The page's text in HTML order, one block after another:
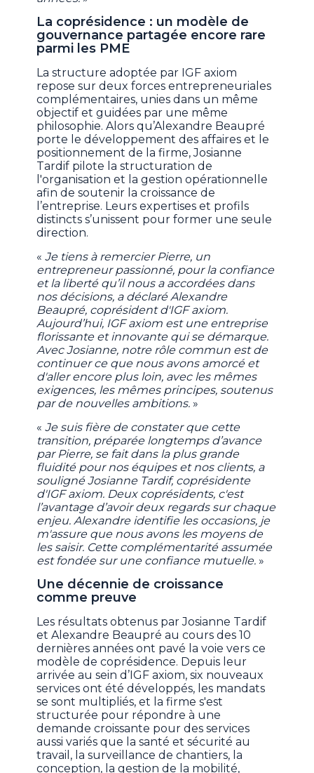
La coprésidence : un modèle de
gouvernance partagée encore rare
parmi les PME
La structure adoptée par IGF axiom
repose sur deux forces entrepreneuriales
complémentaires, unies dans un même
objectif et guidées par une même
philosophie. Alors qu’Alexandre Beaupré
porte le développement des affaires et le
positionnement de la firme, Josianne
Tardif pilote la structuration de
l'organisation et la gestion opérationnelle
afin de soutenir la croissance de
l’entreprise. Leurs expertises et profils
distincts s’unissent pour former une seule
direction.
«Je tiens à remercier Pierre, un
entrepreneur passionné, pour la confiance
et la liberté qu’il nous a accordées dans
nos décisions, a déclaré Alexandre
Beaupré, coprésident d'IGF axiom.
Aujourd’hui, IGF axiom est une entreprise
florissante et innovante qui se démarque.
Avec Josianne, notre rôle commun est de
continuer ce que nous avons amorcé et
d'aller encore plus loin, avec les mêmes
exigences, les mêmes principes, soutenus
par de nouvelles ambitions. »
«Je suis fière de constater que cette
transition, préparée longtemps d’avance
par Pierre, se fait dans la plus grande
fluidité pour nos équipes et nos clients, a
souligné Josianne Tardif, coprésidente
d'IGF axiom. Deux coprésidents, c'est
l’avantage d’avoir deux regards sur chaque
enjeu. Alexandre identifie les occasions, je
m'assure que nous avons les moyens de
les saisir. Cette complémentarité assumée
est fondée sur une confiance mutuelle. »
Une décennie de croissance
comme preuve
Les résultats obtenus par Josianne Tardif
et Alexandre Beaupré au cours des 10
dernières années ont pavé la voie vers ce
modèle de coprésidence. Depuis leur
arrivée au sein d’IGF axiom, six nouveaux
services ont été développés, les mandats
se sont multipliés, et la firme s'est
structurée pour répondre à une
demande croissante pour des services
aussi variés que la santé et sécurité au
travail, la surveillance de chantiers, la
conception, la gestion de la mobilité,